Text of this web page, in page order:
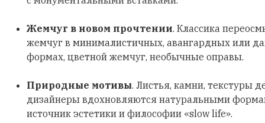
Жемчуг в новом прочтении. Классика
жемчуг в минималистичных, авангардных или
формах, цветной жемчуг, необычные оправы.
Природные мотивы. Листья, камни, текстуры
дизайнеры вдохновляются натуральными
источник эстетики и философии «slow life».